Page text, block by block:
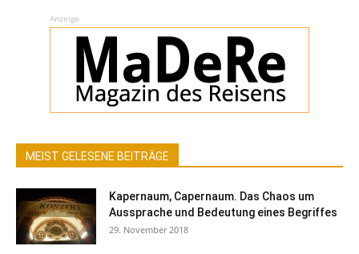
Anzeige
MEIST GELESENE BEITRÄGE
Kapernaum, Capernaum. Das Chaos um
Aussprache und Bedeutung eines Begriffes
29. November 2018